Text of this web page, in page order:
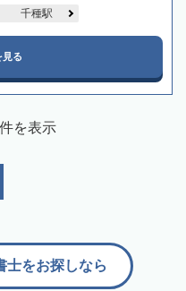
千種駅
見る
件を表示
士をお探しなら